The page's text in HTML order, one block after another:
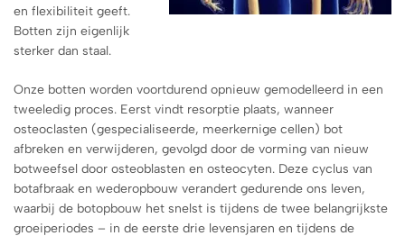
en flexibiliteit geeft.
Botten zijn eigenlijk
sterker dan staal.
Onze botten worden voortdurend opnieuw gemodelleerd in een
tweeledig proces. Eerst vindt resorptie plaats, wanneer
osteoclasten (gespecialiseerde, meerkernige cellen) bot
afbreken en verwijderen, gevolgd door de vorming van nieuw
botweefsel door osteoblasten en osteocyten. Deze cyclus van
botafbraak en wederopbouw verandert gedurende ons leven,
waarbij de botopbouw het snelst is tijdens de twee belangrijkste
groeiperiodes – in de eerste drie levensjaren en tijdens de